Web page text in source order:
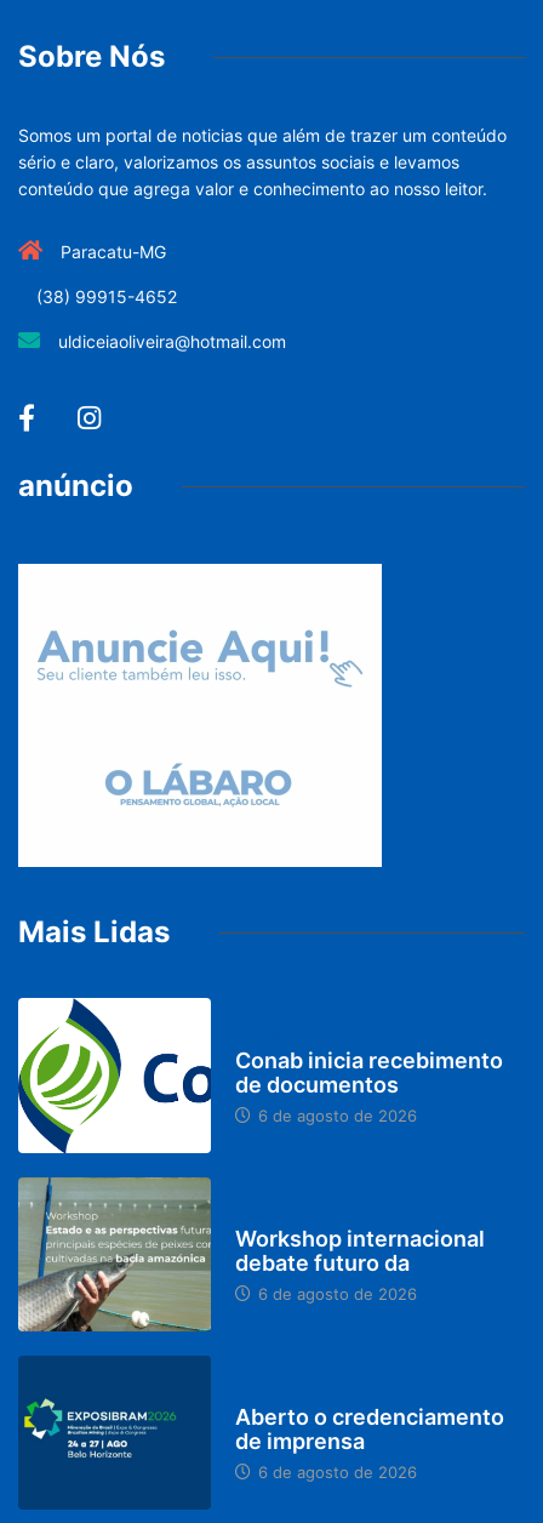
Sobre Nós
Somos um portal de noticias que além de trazer um conteúdo
sério e claro, valorizamos os assuntos sociais e levamos
conteúdo que agrega valor e conhecimento ao nosso leitor.
Paracatu-MG
(38) 99915-4652
uldiceiaoliveira@hotmail.com
anúncio
Mais Lidas
Conab inicia recebimento
de documentos
6 de agosto de 2026
Workshop internacional
debate futuro da
6 de agosto de 2026
Aberto o credenciamento
de imprensa
6 de agosto de 2026